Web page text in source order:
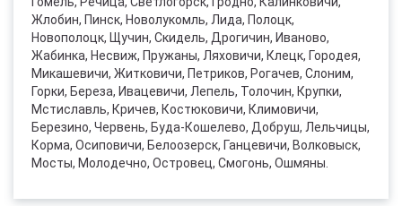
Жлобин, Пинск, Новолукомль, Лида, Полоцк,
Новополоцк, Щучин, Скидель, Дрогичин, Иваново,
Жабинка, Несвиж, Пружаны, Ляховичи, Клецк, Городея,
Микашевичи, Житковичи, Петриков, Рогачев, Слоним,
Горки, Береза, Ивацевичи, Лепель, Толочин, Крупки,
Мстиславль, Кричев, Костюковичи, Климовичи,
Березино, Червень, Буда-Кошелево, Добруш, Лельчицы,
Корма, Осиповичи, Белоозерск, Ганцевичи, Волковыск,
Мосты, Молодечно, Островец, Смогонь, Ошмяны.